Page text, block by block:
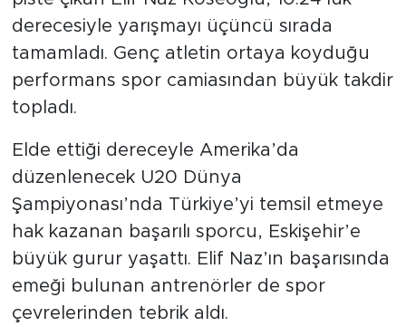
derecesiyle yarışmayı üçüncü sırada
tamamladı. Genç atletin ortaya koyduğu
performans spor camiasından büyük takdir
topladı.
Elde ettiği dereceyle Amerika’da
düzenlenecek U20 Dünya
Şampiyonası’nda Türkiye’yi temsil etmeye
hak kazanan başarılı sporcu, Eskişehir’e
büyük gurur yaşattı. Elif Naz’ın başarısında
emeği bulunan antrenörler de spor
çevrelerinden tebrik aldı.